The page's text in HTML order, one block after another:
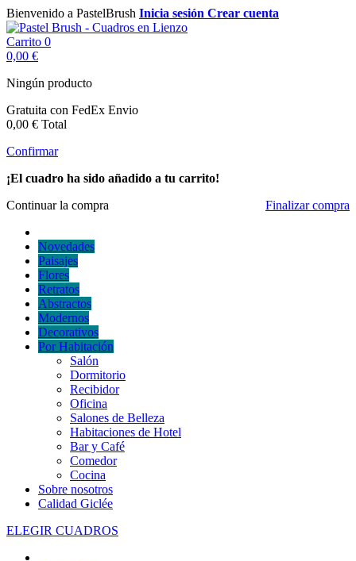
Bienvenido a PastelBrush Inicia sesión Crear cuenta
Carrito 0
0,00 €
Ningún producto
Gratuita con FedEx Envio
0,00 € Total
Confirmar
¡El cuadro ha sido añadido a tu carrito!
Continuar la compra
Finalizar compra
Novedades
Paisajes
Flores
Retratos
Abstractos
Modernos
Decorativos
Por Habitación
Salón
Dormitorio
Recibidor
Oficina
Salones de Belleza
Habitaciones de Hotel
Bar y Café
Comedor
Cocina
Sobre nosotros
Calidad Giclée
ELEGIR CUADROS